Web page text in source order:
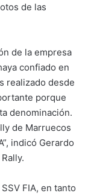
de las
de la empresa
confiado en
realizado desde
porque
denominación.
de Marruecos
indicó Gerardo
FIA, en tanto